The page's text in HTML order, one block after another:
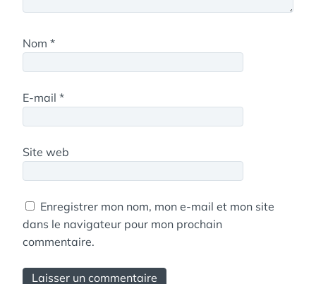
Nom *
E-mail *
Site web
Enregistrer mon nom, mon e-mail et mon site
dans le navigateur pour mon prochain
commentaire.